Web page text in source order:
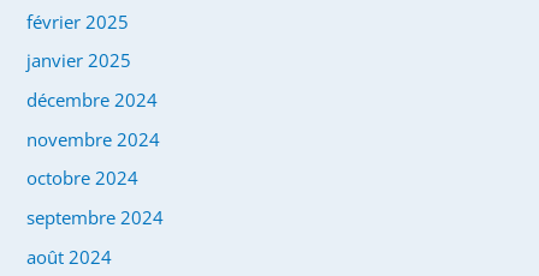
février 2025
janvier 2025
décembre 2024
novembre 2024
octobre 2024
septembre 2024
août 2024